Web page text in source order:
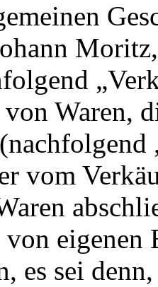
Waren,
vom
eigenen
es sei